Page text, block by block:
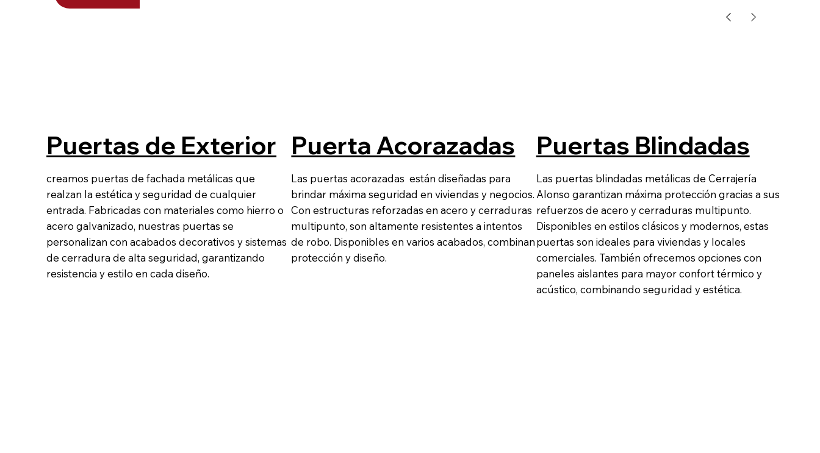
Puertas de Exterior
creamos puertas de fachada metálicas que
realzan la estética y seguridad de cualquier
entrada. Fabricadas con materiales como hierro o
acero galvanizado, nuestras puertas se
personalizan con acabados decorativos y sistemas
de cerradura de alta seguridad, garantizando
resistencia y estilo en cada diseño.
Puerta Acorazadas
Las puertas acorazadas están diseñadas para
brindar máxima seguridad en viviendas y negocios.
Con estructuras reforzadas en acero y cerraduras
multipunto, son altamente resistentes a intentos
de robo. Disponibles en varios acabados, combinan
protección y diseño.
Puertas Blindadas
Las puertas blindadas metálicas de Cerrajería
Alonso garantizan máxima protección gracias a sus
refuerzos de acero y cerraduras multipunto.
Disponibles en estilos clásicos y modernos, estas
puertas son ideales para viviendas y locales
comerciales. También ofrecemos opciones con
paneles aislantes para mayor confort térmico y
acústico, combinando seguridad y estética.